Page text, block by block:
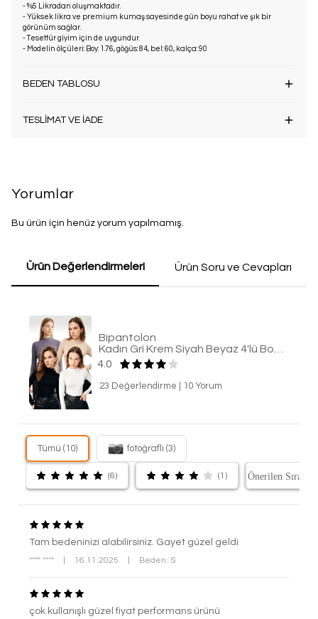
- %5 Likradan oluşmaktadır.
- Yüksek likra ve premium kumaş sayesinde gün boyu rahat ve şık bir
görünüm sağlar.
- Tesettür giyim için de uygundur.
- Modelin ölçüleri: Boy: 1.76, göğüs: 84, bel: 60, kalça: 90
BEDEN TABLOSU
TESLİMAT VE İADE
Yorumlar
Bu ürün için henüz yorum yapılmamış.
Ürün Değerlendirmeleri Ürün Soru ve Cevapları
Bipantolon
4.0
23 Değerlendirme 10 Yorum
Tümü (10) fotoğraflı (3)
(6) (1)
Tam bedeninizi alabilirsiniz. Gayet güzel geldi
**** **** 16.11.2025 Beden: S
çok kullanışlı güzel fiyat performans ürünü